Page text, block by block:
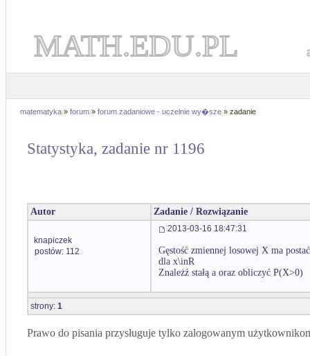
MATH.EDU.PL
matematyka » forum » forum zadaniowe - uczelnie wy�sze » zadanie
Statystyka, zadanie nr 1196
Autor Zadanie / Rozwiązanie
knapiczek
postów: 112
2013-03-16 18:47:31
Gęstość zmiennej losowej X ma
dla x\inR
Znależź stałą a oraz obliczyć P(X>0)
strony: 1
Prawo do pisania przysługuje tylko zalogowanym